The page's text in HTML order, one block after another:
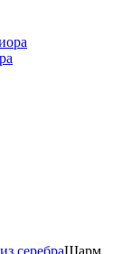
серебраШарм